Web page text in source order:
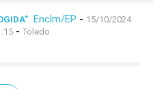
Enclm/EP - 15/10/2024
- Toledo